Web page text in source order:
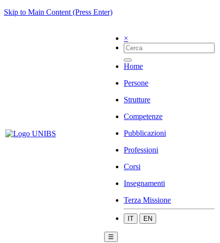
Skip to Main Content (Press Enter)
×
Home
Persone
Strutture
Competenze
Pubblicazioni
Professioni
Corsi
Insegnamenti
Terza Missione
IT EN
☰